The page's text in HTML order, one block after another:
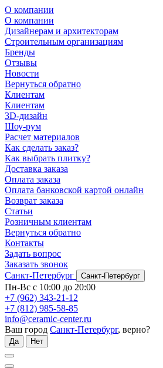
О компании
О компании
Дизайнерам и архитекторам
Строительным организациям
Бренды
Отзывы
Новости
Вернуться обратно
Клиентам
Клиентам
3D-дизайн
Шоу-рум
Расчет материалов
Как сделать заказ?
Как выбрать плитку?
Доставка заказа
Оплата заказа
Оплата банковской картой онлайн
Возврат заказа
Статьи
Розничным клиентам
Вернуться обратно
Контакты
Задать вопрос
Заказать звонок
Санкт-Петербург
Санкт-Петербург
Пн-Вс с 10:00 до 20:00
+7 (962) 343-21-12
+7 (812) 985-58-85
info@ceramic-center.ru
Ваш город Санкт-Петербург, верно?
Да Нет